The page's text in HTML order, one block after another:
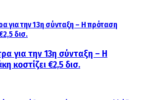
για την 13η σύνταξη – Η
κοστίζει €2,5 δισ.